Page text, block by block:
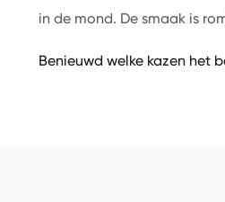
in de mond. De smaak is
Benieuwd welke kazen het